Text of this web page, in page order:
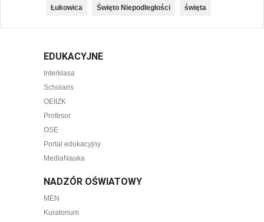
Łukowica Święto Niepodległości święta
EDUKACYJNE
Interklasa
Scholaris
OEIIZK
Profesor
OSE
Portal edukacyjny
MediaNauka
NADZÓR OŚWIATOWY
MEN
Kuratorium